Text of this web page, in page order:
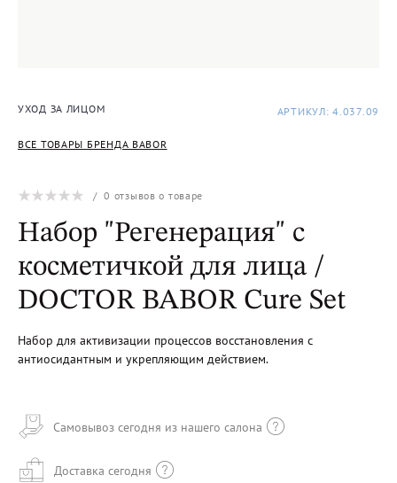
УХОД ЗА ЛИЦОМ
ВСЕ ТОВАРЫ БРЕНДА BABOR
АРТИКУЛ: 4.037.09
/0 отзывов о товаре
Набор "Регенерация" с
косметичкой для лица /
DOCTOR BABOR Сure Set
Набор для активизации процессов восстановления с
антиосидантным и укрепляющим действием.
Самовывоз сегодня из нашего салона
Доставка сегодня